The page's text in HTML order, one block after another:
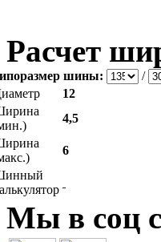
Расчет
шины: /
12
4,5
6
Мы в соц